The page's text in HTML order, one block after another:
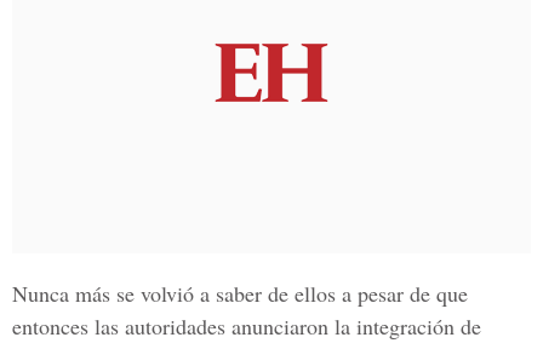
Nunca más se volvió a saber de ellos a pesar de que
entonces las autoridades anunciaron la integración de